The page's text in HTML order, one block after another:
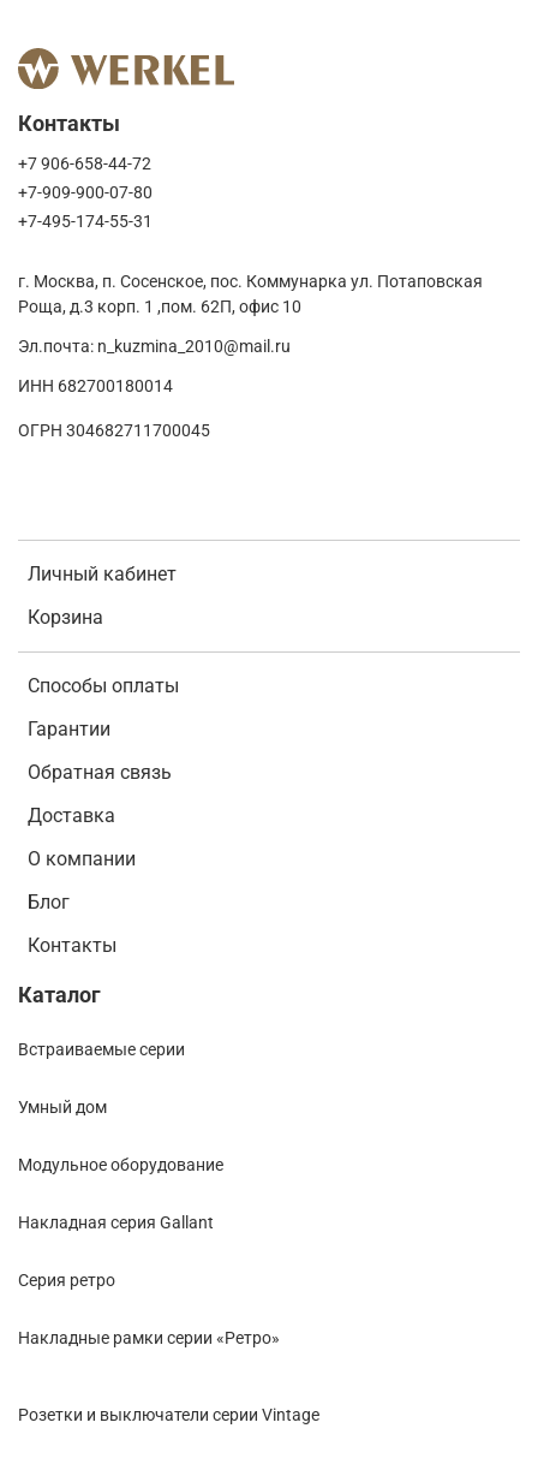
Личный кабинет
Корзина
Способы оплаты
Гарантии
Обратная связь
Доставка
О компании
Блог
Контакты
Каталог
Встраиваемые серии
Умный дом
Модульное оборудование
Накладная серия Gallant
Cерия ретро
Накладные рамки серии «Ретро»
Розетки и выключатели серии Vintage
Контакты
+7 906-658-44-72
+7-909-900-07-80
+7-495-174-55-31
г. Москва, п. Сосенское, пос. Коммунарка ул. Потаповская
Роща, д.3 корп. 1 ,пом. 62П, офис 10
Эл.почта: n_kuzmina_2010@mail.ru
ИНН 682700180014
ОГРН 304682711700045